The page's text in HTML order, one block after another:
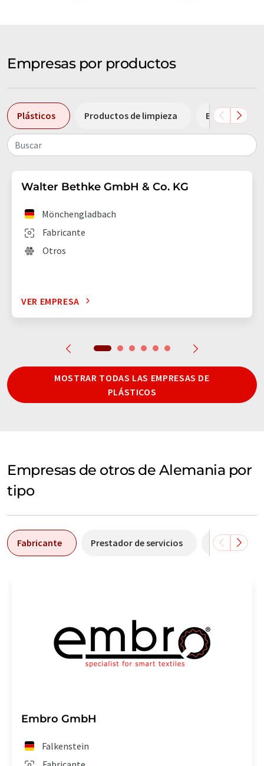
Empresas por productos
Plásticos Productos de limpieza Bombas
Buscar
Walter Bethke GmbH & Co. KG
Fabricante
Mönchengladbach
Otros
VER EMPRESA
MOSTRAR TODAS LAS EMPRESAS DE
PLÁSTICOS
Empresas de otros de Alemania por
tipo
Fabricante Prestador de servicios
Embro GmbH
Falkenstein